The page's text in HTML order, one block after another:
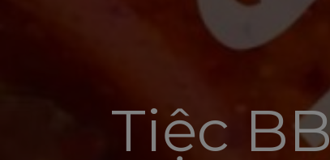
Tiệc